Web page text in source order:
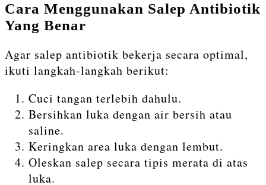
Cara Menggunakan Salep Antibiotik
Yang Benar
Agar salep antibiotik bekerja secara optimal,
ikuti langkah-langkah berikut:
Cuci tangan terlebih dahulu.
Bersihkan luka dengan air bersih atau
saline.
Keringkan area luka dengan lembut.
Oleskan salep secara tipis merata di atas
luka.